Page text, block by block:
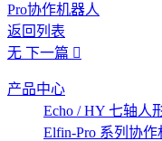
Pro协作机器人
返回列表
无 下一篇
产品中心
Echo / HY 七轴人
Elfin-Pro 系列协作